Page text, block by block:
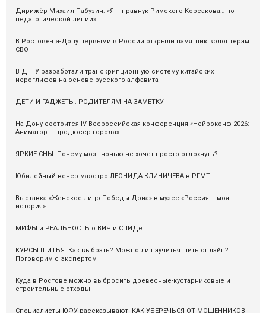
Дирижёр Михаил Пабузин: «Я – правнук Римского-Корсакова… по
педагогической линии»
В Ростове-на-Дону первыми в России открыли памятник волонтерам
СВО
В ДГТУ разработали транскрипционную систему китайских
иероглифов на основе русского алфавита
ДЕТИ И ГАДЖЕТЫ. РОДИТЕЛЯМ НА ЗАМЕТКУ
На Дону состоится IV Всероссийская конференция «Нейроконф 2026:
Аниматор – продюсер города»
ЯРКИЕ СНЫ. Почему мозг ночью не хочет просто отдохнуть?
Юбилейный вечер маэстро ЛЕОНИДА КЛИНИЧЕВА в РГМТ
Выставка «Женское лицо Победы Дона» в музее «Россия – моя
история»
МИФЫ и РЕАЛЬНОСТЬ о ВИЧ и СПИДе
КУРСЫ ШИТЬЯ. Как выбрать? Можно ли научитья шить онлайн?
Поговорим с экспертом
Куда в Ростове можно выбросить древесные-кустарниковые и
строительные отходы
Специалисты ЮФУ рассказывают, КАК УБЕРЕЧЬСЯ ОТ МОШЕННИКОВ